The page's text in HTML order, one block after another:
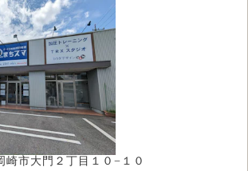
崎市大門２丁目１０−１０